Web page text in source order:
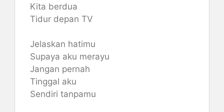
Kita berdua
Tidur depan TV
Jelaskan hatimu
Supaya aku merayu
Jangan pernah
Tinggal aku
Sendiri tanpamu